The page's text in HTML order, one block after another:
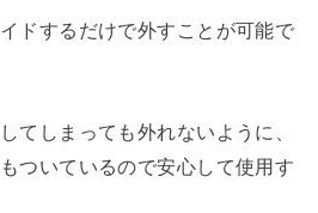
ドするだけで外すことが可能で
てしまっても外れないように、
ついているので安心して使用す